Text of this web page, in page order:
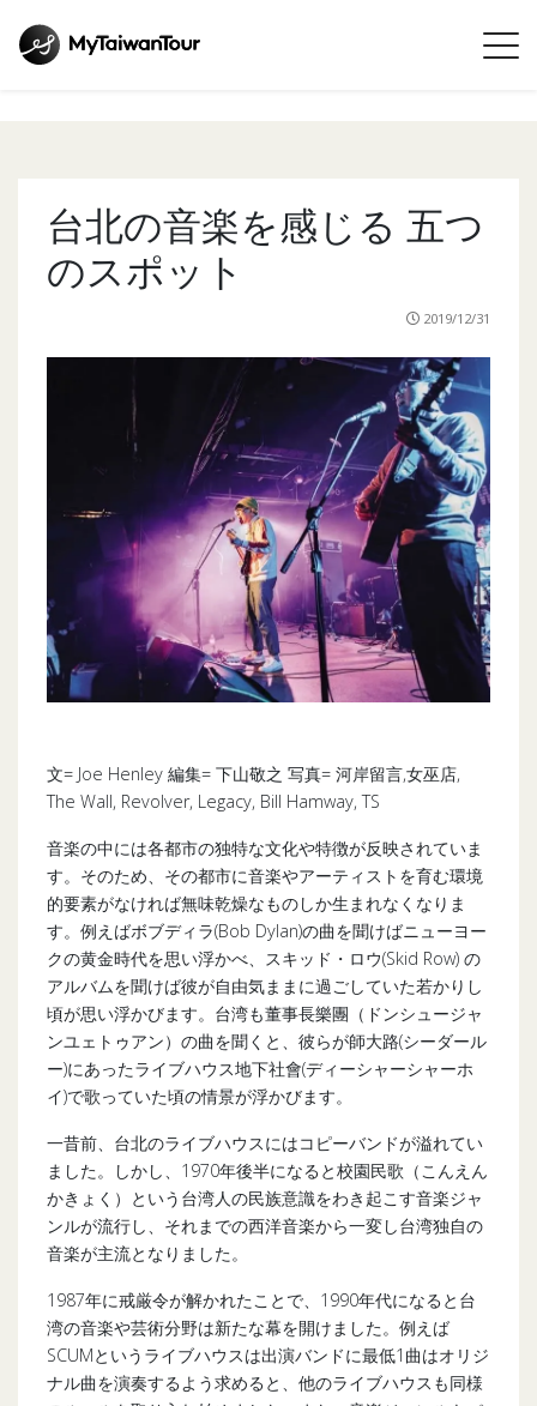
台北の音楽を感じる 五つ
のスポット
2019/12/31
文= Joe Henley 編集= 下山敬之 写真= 河岸留言,女巫店,
The Wall, Revolver, Legacy, Bill Hamway, TS
音楽の中には各都市の独特な文化や特徴が反映されていま
す。そのため、その都市に音楽やアーティストを育む環境
的要素がなければ無味乾燥なものしか生まれなくなりま
す。例えばボブディラ(Bob Dylan)の曲を聞けばニューヨー
クの黄金時代を思い浮かべ、スキッド・ロウ(Skid Row) の
アルバムを聞けば彼が自由気ままに過ごしていた若かりし
頃が思い浮かびます。台湾も董事長樂團（ドンシュージャ
ンユェトゥアン）の曲を聞くと、彼らが師大路(シーダール
ー)にあったライブハウス地下社會(ディーシャーシャーホ
イ)で歌っていた頃の情景が浮かびます。
一昔前、台北のライブハウスにはコピーバンドが溢れてい
ました。しかし、1970年後半になると校園民歌（こんえん
かきょく）という台湾人の民族意識をわき起こす音楽ジャ
ンルが流行し、それまでの西洋音楽から一変し台湾独自の
音楽が主流となりました。
1987年に戒厳令が解かれたことで、1990年代になると台
湾の音楽や芸術分野は新たな幕を開けました。例えば
SCUMというライブハウスは出演バンドに最低1曲はオリジ
ナル曲を演奏するよう求めると、他のライブハウスも同様